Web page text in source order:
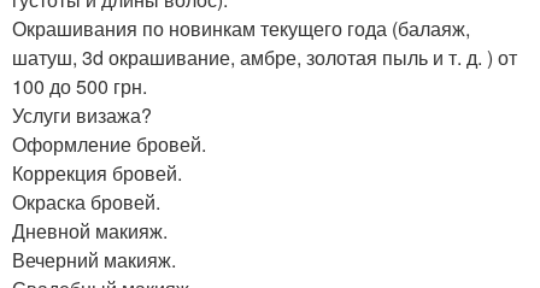
Окрашивания по новинкам текущего года (балаяж,
шатуш, 3d окрашивание, амбре, золотая пыль и т. д. ) от
100 до 500 грн.
Услуги визажа?
Оформление бровей.
Коррекция бровей.
Окраска бровей.
Дневной макияж.
Вечерний макияж.